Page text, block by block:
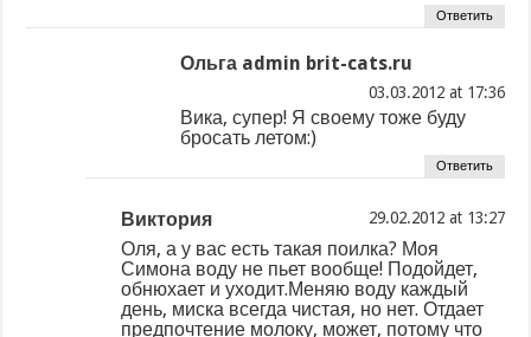
Ответить
Ольга admin brit-cats.ru
at
Вика, супер! Я своему тоже буду
бросать летом:)
Ответить
Виктория at
Оля, а у вас есть такая поилка? Моя
Симона воду не пьет вообще! Подойдет,
обнюхает и уходит.Меняю воду каждый
день, миска всегда чистая, но нет. Отдает
предпочтение молоку, может, потому что